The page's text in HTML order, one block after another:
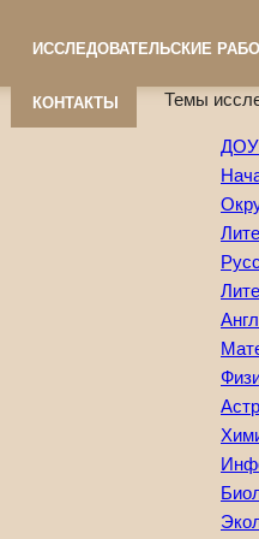
ИССЛЕДОВАТЕЛЬСКИЕ
КОНТАКТЫ Темы
ДОУ